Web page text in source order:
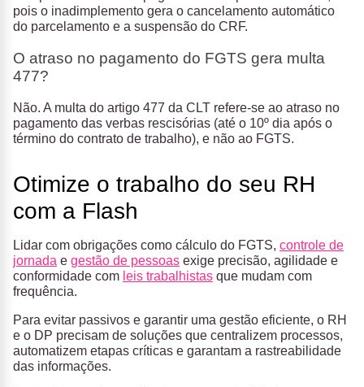
pois o inadimplemento gera o cancelamento automático
do parcelamento e a suspensão do CRF.
O atraso no pagamento do FGTS gera multa
477?
Não. A multa do artigo 477 da CLT refere-se ao atraso no
pagamento das verbas rescisórias (até o 10º dia após o
término do contrato de trabalho), e não ao FGTS.
Otimize o trabalho do seu RH
com a Flash
Lidar com obrigações como cálculo do FGTS, controle de
jornada e gestão de pessoas exige precisão, agilidade e
conformidade com leis trabalhistas que mudam com
frequência.
Para evitar passivos e garantir uma gestão eficiente, o RH
e o DP precisam de soluções que centralizem processos,
automatizem etapas críticas e garantam a rastreabilidade
das informações.